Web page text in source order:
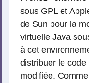
sous GPL et
de Sun pour la
virtuelle Java
à cet
distribuer le code
modifiée.